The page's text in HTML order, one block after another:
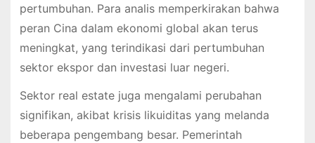
pertumbuhan. Para analis memperkirakan bahwa
peran Cina dalam ekonomi global akan terus
meningkat, yang terindikasi dari pertumbuhan
sektor ekspor dan investasi luar negeri.
Sektor real estate juga mengalami perubahan
signifikan, akibat krisis likuiditas yang melanda
beberapa pengembang besar. Pemerintah